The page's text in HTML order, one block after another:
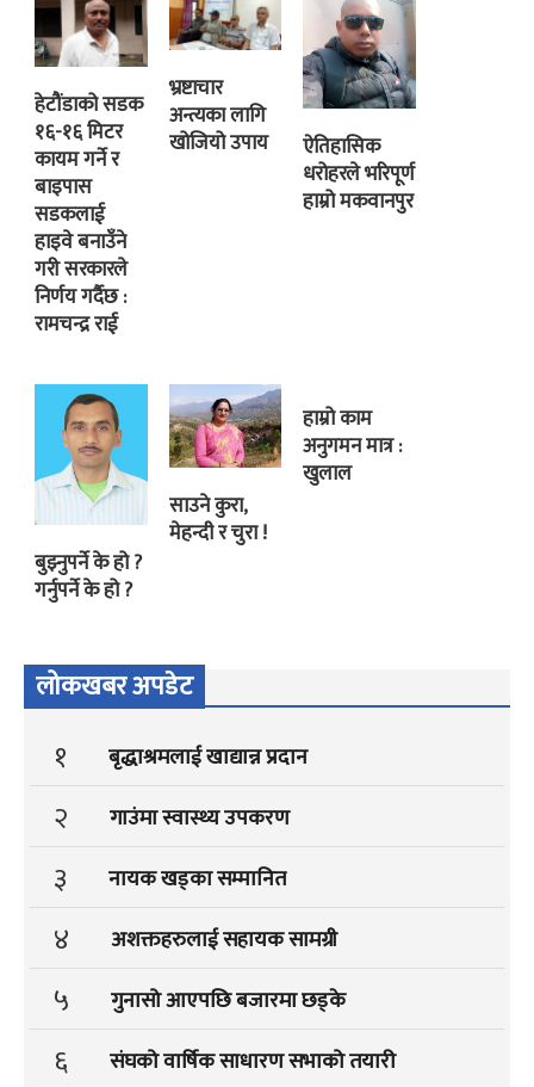
हेटौंडाको सडक
१६-१६ मिटर
कायम गर्ने र
बाइपास
सडकलाई
हाइवे बनाउँने
गरी सरकारले
निर्णय गर्दैछ :
रामचन्द्र राई
भ्रष्टाचार
अन्त्यका लागि
खोजियो उपाय
ऐतिहासिक
धरोहरले भरिपूर्ण
हाम्रो मकवानपुर
बुझ्नुपर्ने के हो ?
गर्नुपर्ने के हो ?
साउने कुरा,
मेहन्दी र चुरा !
हाम्रो काम
अनुगमन मात्र :
खुलाल
लोकखबर अपडेट
१ बृद्धाश्रमलाई खाद्यान्न प्रदान
२ गाउंमा स्वास्थ्य उपकरण
३ नायक खड्का सम्मानित
४ अशक्तहरुलाई सहायक सामग्री
५ गुनासो आएपछि बजारमा छड्के
६ संघको वार्षिक साधारण सभाको तयारी